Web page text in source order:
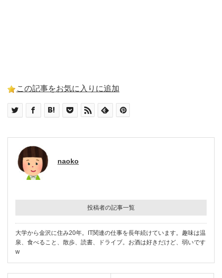
この記事をお気に入りに追加
naoko
投稿者の記事一覧
大学から金沢に住み20年。IT関連の仕事を長年続けています。趣味は温
泉、食べること、散歩、読書、ドライブ。お酒は好きだけど、弱いです
w